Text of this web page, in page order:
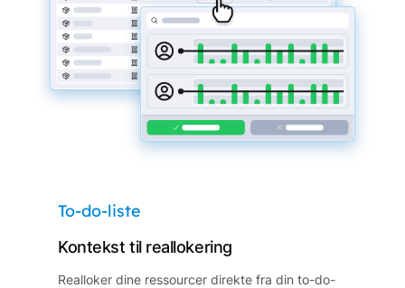
To-do-liste
Kontekst til reallokering
Realloker dine ressourcer direkte fra din to-do-